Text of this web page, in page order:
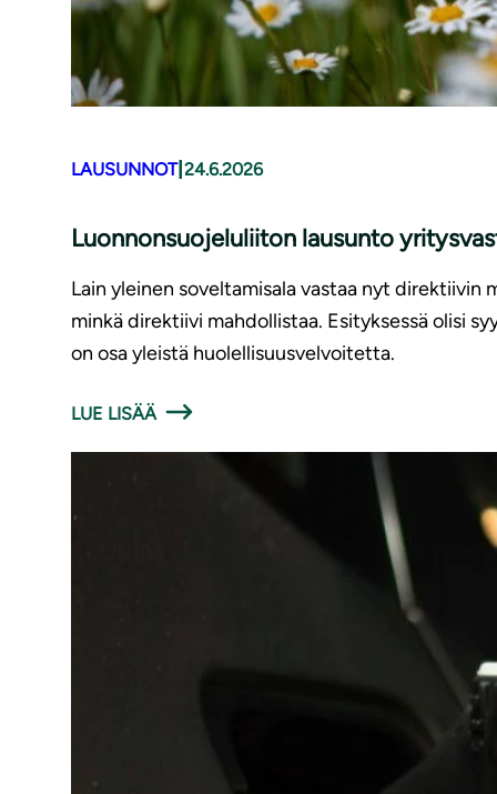
LAUSUNNOT| 24.6.2026
Luonnonsuojeluliiton lausunto
Lain yleinen soveltamisala vastaa nyt direktiivin
minkä direktiivi mahdollistaa. Esityksessä olisi
on osa yleistä huolellisuusvelvoitetta.
LUE LISÄÄ